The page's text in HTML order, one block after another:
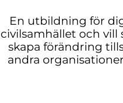
En utbildning för
civilsamhället och
skapa förändring
andra